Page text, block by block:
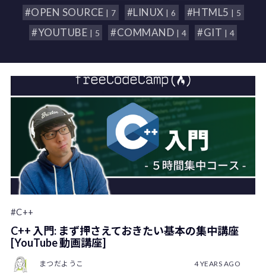
#OPEN SOURCE | 7 #LINUX | 6 #HTML5 | 5
#YOUTUBE | 5 #COMMAND | 4 #GIT | 4
#C++
C++ 入門: まず押さえておきたい基本の集中講座
[YouTube 動画講座]
まつだようこ 4 YEARS AGO